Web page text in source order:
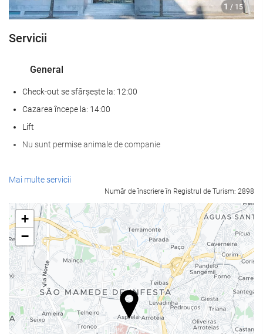
1 / 15
Servicii
General
Check-out se sfârșește la: 12:00
Cazarea începe la: 14:00
Lift
Nu sunt permise animale de companie
Servicii de primire
cameră de bagaje
Mâncare și băuturi
Restaurant à la carte
Bar
Unități de afaceri
Mai multe servicii
Număr de înscriere în Registrul de Turism: 2898
+
−